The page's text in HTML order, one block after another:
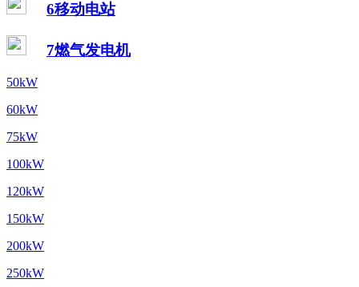
6移动电站
7燃气发电机
50kW
60kW
75kW
100kW
120kW
150kW
200kW
250kW